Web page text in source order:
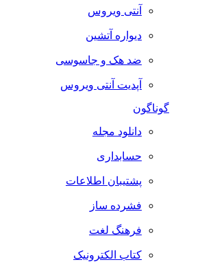
آنتی ویروس
دیواره آتشین
ضد هک و جاسوسی
آپدیت آنتی ویروس
گوناگون
دانلود مجله
حسابداری
پشتیبان اطلاعات
فشرده ساز
فرهنگ لغت
کتاب الکترونیک